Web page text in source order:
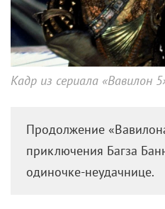
Кадр из сериала «Вавилон
Продолжение
приключения Багза
одиночке-неудачнице.